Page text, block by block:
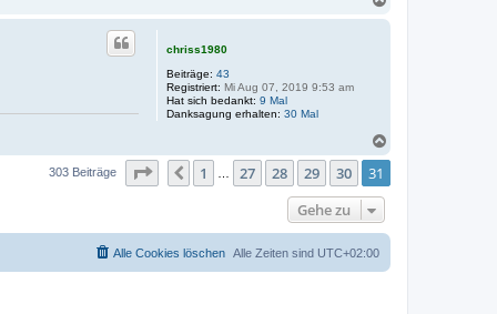
chriss1980
Beiträge: 43
Registriert: Mi Aug 07, 2019 9:53 am
Hat sich bedankt: 9 Mal
Danksagung erhalten: 30 Mal
h
303 Beiträge Seite 31 von 31
Vorherige
1 27 28 29 30 31
Gehe zu
Alle Zeiten sind UTC+02:00
Alle Cookies löschen